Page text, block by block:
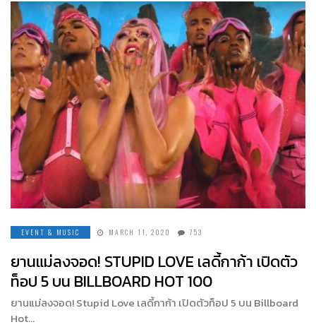
EVENT & MUSIC MARCH 11, 2020 753
ยานแม่ลงจอด! STUPID LOVE เลดี้กาก้า เปิดตัว
ท็อป 5 บน BILLBOARD HOT 100
ยานแม่ลงจอด! Stupid Love เลดี้กาก้า เปิดตัวท็อป 5 บน Billboard
Hot…